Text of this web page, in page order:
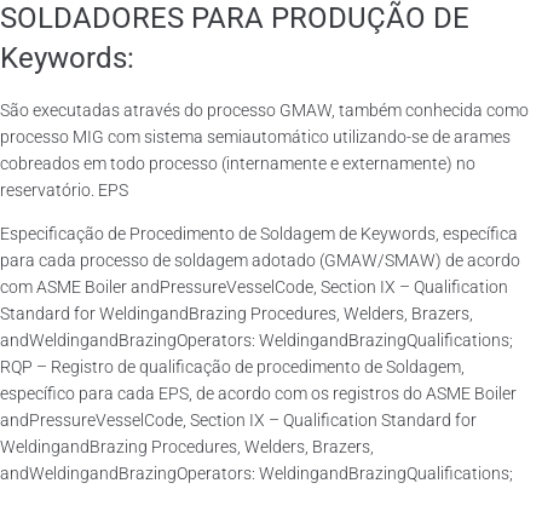
SOLDADORES PARA PRODUÇÃO DE
Keywords:
São executadas através do processo GMAW, também conhecida como
processo MIG com sistema semiautomático utilizando-se de arames
cobreados em todo processo (internamente e externamente) no
reservatório. EPS
Especificação de Procedimento de Soldagem de Keywords, específica
para cada processo de soldagem adotado (GMAW/SMAW) de acordo
com ASME Boiler andPressureVesselCode, Section IX – Qualification
Standard for WeldingandBrazing Procedures, Welders, Brazers,
andWeldingandBrazingOperators: WeldingandBrazingQualifications;
RQP – Registro de qualificação de procedimento de Soldagem,
específico para cada EPS, de acordo com os registros do ASME Boiler
andPressureVesselCode, Section IX – Qualification Standard for
WeldingandBrazing Procedures, Welders, Brazers,
andWeldingandBrazingOperators: WeldingandBrazingQualifications;